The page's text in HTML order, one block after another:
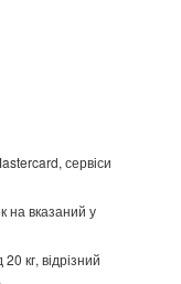
сервіси
на вказаний у
кг, відрізний